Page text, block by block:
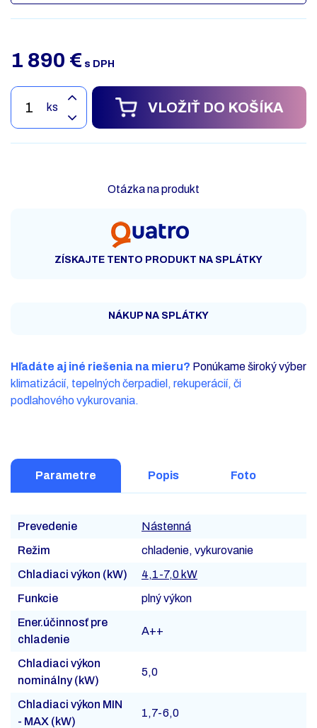
1 890 € s DPH
ks VLOŽIŤ DO KOŠÍKA
Otázka na produkt
ZÍSKAJTE TENTO PRODUKT NA SPLÁTKY
NÁKUP NA SPLÁTKY
Hľadáte aj iné riešenia na mieru? Ponúkame široký výber
klimatizácií, tepelných čerpadiel, rekuperácií, či
podlahového vykurovania.
Parametre Popis Foto
Prevedenie
Nástenná
Režim
chladenie, vykurovanie
Chladiaci výkon (kW)
4,1-7,0 kW
Funkcie
plný výkon
Ener.účinnosť pre
chladenie
A++
Chladiaci výkon
nominálny (kW)
5,0
Chladiaci výkon MIN
- MAX (kW)
1,7-6,0